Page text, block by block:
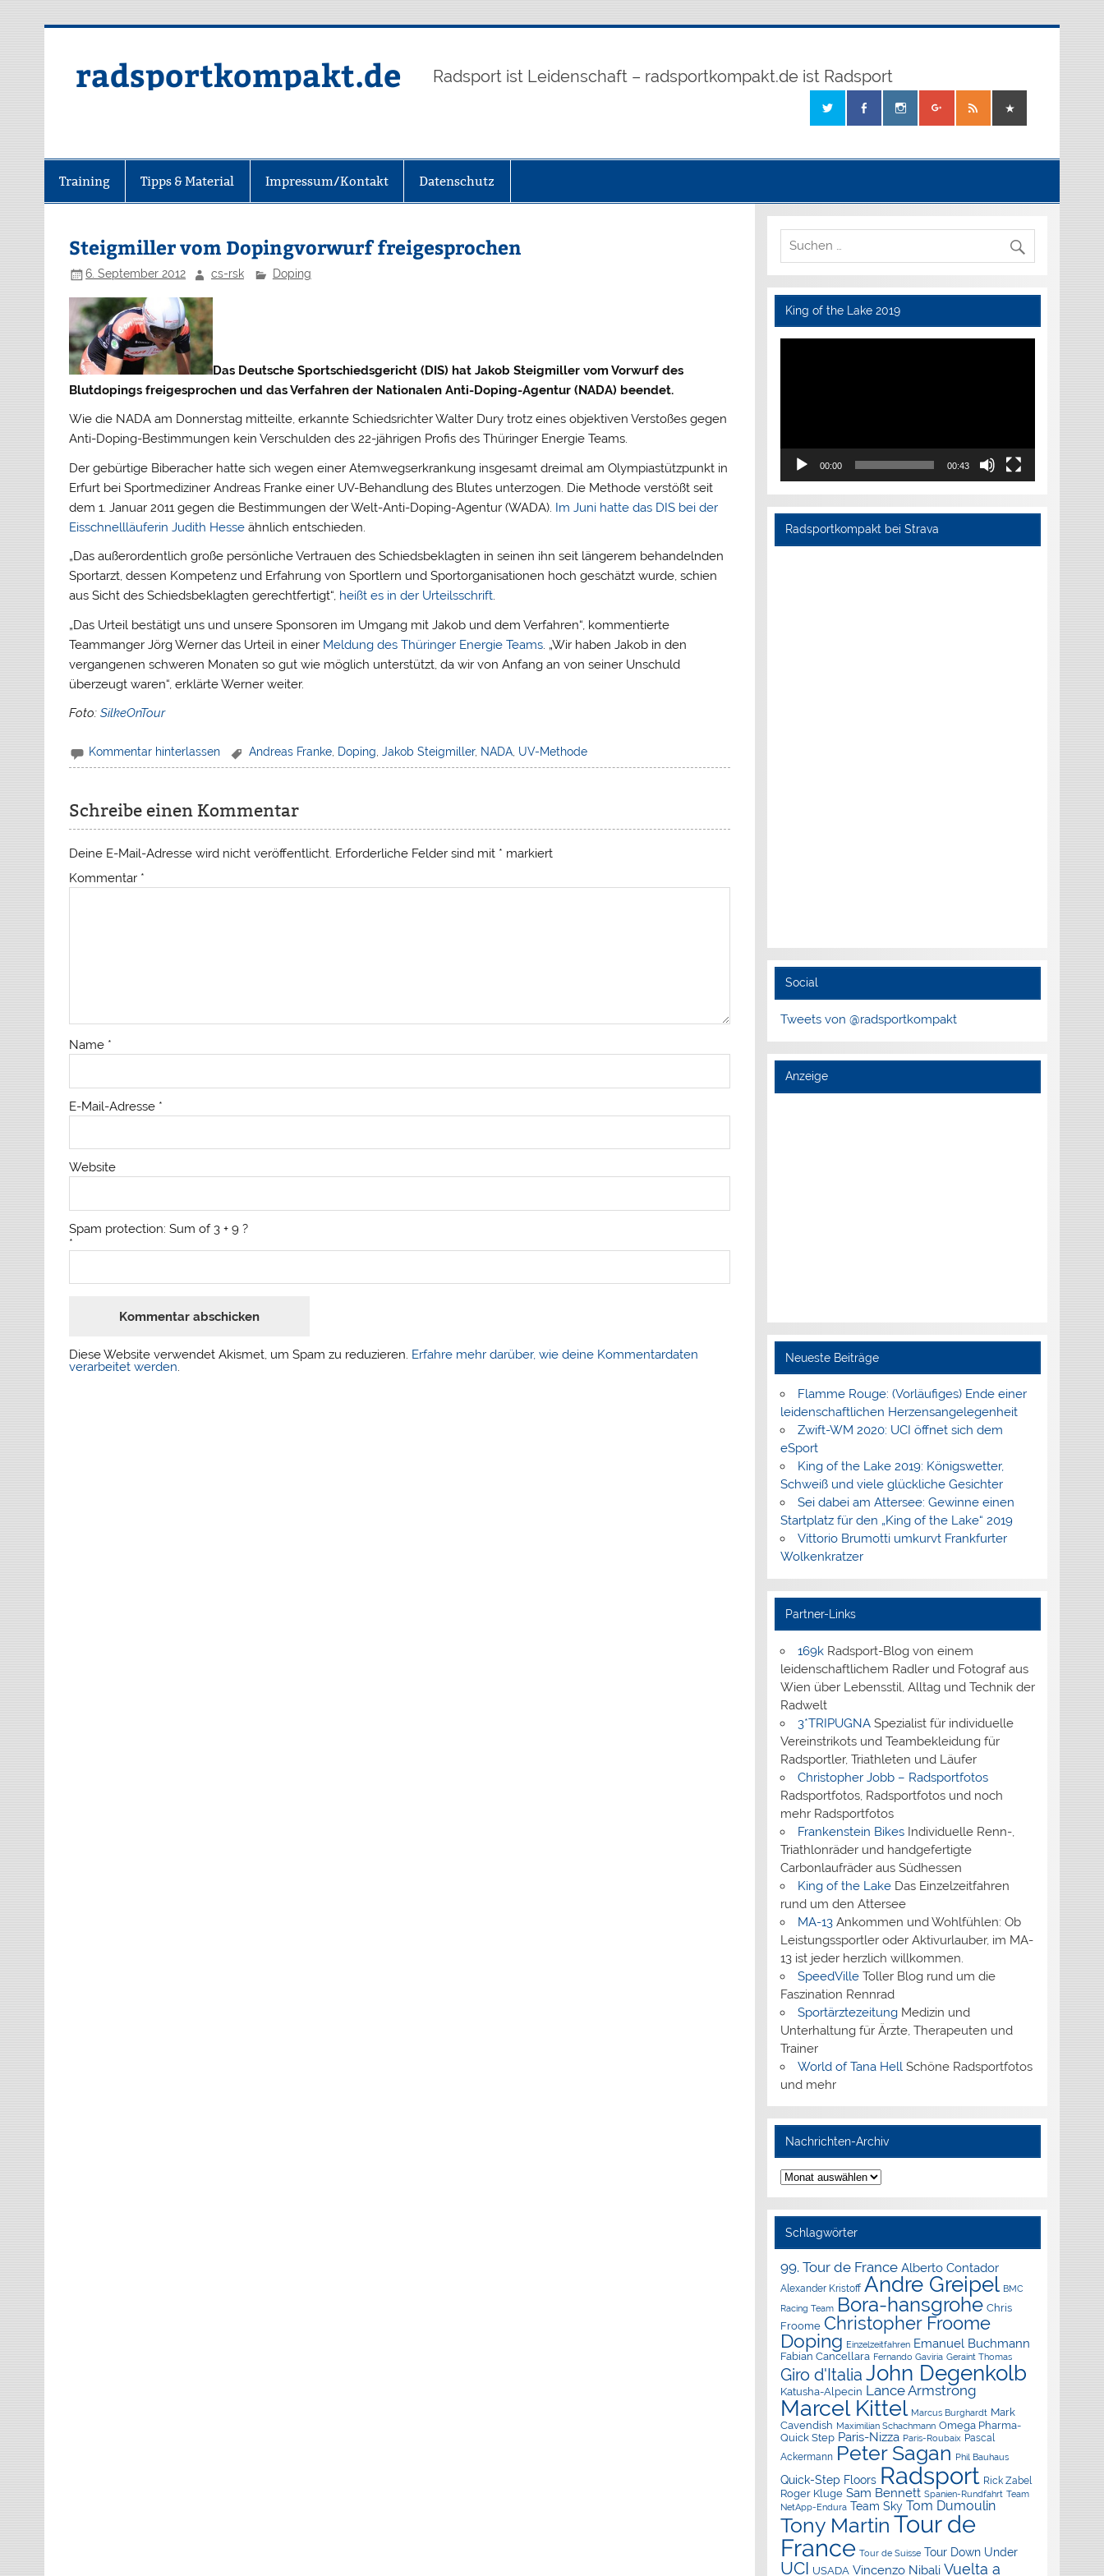
radsportkompakt.de Radsport ist Leidenschaft – radsportkompakt.de ist Radsport
Training Tipps & Material Impressum/Kontakt Datenschutz
Steigmiller vom Dopingvorwurf freigesprochen
6. September 2012 cs-rsk Doping
Das Deutsche Sportschiedsgericht (DIS) hat Jakob Steigmiller vom Vorwurf des
Blutdopings freigesprochen und das Verfahren der Nationalen Anti-Doping-Agentur (NADA) beendet.
Wie die NADA am Donnerstag mitteilte, erkannte Schiedsrichter Walter Dury trotz eines objektiven Verstoßes gegen
Anti-Doping-Bestimmungen kein Verschulden des 22-jährigen Profis des Thüringer Energie Teams.
Der gebürtige Biberacher hatte sich wegen einer Atemwegserkrankung insgesamt dreimal am Olympiastützpunkt in
Erfurt bei Sportmediziner Andreas Franke einer UV-Behandlung des Blutes unterzogen. Die Methode verstößt seit
dem 1. Januar 2011 gegen die Bestimmungen der Welt-Anti-Doping-Agentur (WADA). Im Juni hatte das DIS bei der
Eisschnellläuferin Judith Hesse ähnlich entschieden.
„Das außerordentlich große persönliche Vertrauen des Schiedsbeklagten in seinen ihn seit längerem behandelnden
Sportarzt, dessen Kompetenz und Erfahrung von Sportlern und Sportorganisationen hoch geschätzt wurde, schien
aus Sicht des Schiedsbeklagten gerechtfertigt“, heißt es in der Urteilsschrift.
„Das Urteil bestätigt uns und unsere Sponsoren im Umgang mit Jakob und dem Verfahren“, kommentierte
Teammanger Jörg Werner das Urteil in einer Meldung des Thüringer Energie Teams. „Wir haben Jakob in den
vergangenen schweren Monaten so gut wie möglich unterstützt, da wir von Anfang an von seiner Unschuld
überzeugt waren“, erklärte Werner weiter.
Foto:SilkeOnTour
Kommentar hinterlassen Andreas Franke, Doping Jakob Steigmiller, NADA, UV-Methode
Schreibe einen Kommentar
Deine E-Mail-Adresse wird nicht veröffentlicht. Erforderliche Felder sind mit * markiert
Kommentar *
Name *
E-Mail-Adresse *
Website
Spam protection: Sum of 3 + 9 ?
*
Diese Website verwendet Akismet, um Spam zu reduzieren. Erfahre mehr darüber, wie deine Kommentardaten
verarbeitet werden.
King of the Lake 2019
Video-
00:00 00:43
Radsportkompakt bei Strava
Social
Tweets von @radsportkompakt
Anzeige
Neueste Beiträge
Flamme Rouge: (Vorläufiges) Ende einer
leidenschaftlichen Herzensangelegenheit
Zwift-WM 2020: UCI öffnet sich dem
eSport
King of the Lake 2019: Königswetter,
Schweiß und viele glückliche Gesichter
Sei dabei am Attersee: Gewinne einen
Startplatz für den „King of the Lake“ 2019
Vittorio Brumotti umkurvt Frankfurter
Wolkenkratzer
Partner-Links
169kRadsport-Blog von einem
leidenschaftlichem Radler und Fotograf aus
Wien über Lebensstil, Alltag und Technik der
Radwelt
3*TRIPUGNASpezialist für individuelle
Vereinstrikots und Teambekleidung für
Radsportler, Triathleten und Läufer
Christopher Jobb – Radsportfotos
Radsportfotos, Radsportfotos und noch
mehr Radsportfotos
Frankenstein BikesIndividuelle Renn-,
Triathlonräder und handgefertigte
Carbonlaufräder aus Südhessen
King of the LakeDas Einzelzeitfahren
rund um den Attersee
MA-13Ankommen und Wohlfühlen: Ob
Leistungssportler oder Aktivurlauber, im MA-
13 ist jeder herzlich willkommen.
SpeedVilleToller Blog rund um die
Faszination Rennrad
SportärztezeitungMedizin und
Unterhaltung für Ärzte, Therapeuten und
Trainer
World of Tana Hell Schöne Radsportfotos
und mehr
Nachrichten-Archiv
Nachrichten-
Archiv
Schlagwörter
99. Tour de France Alberto Contador
Alexander Kristoff Andre Greipel BMC
Racing Team Bora-hansgrohe Chris
Froome Christopher Froome
Doping Einzelzeitfahren Emanuel Buchmann
Fabian Cancellara Fernando Gaviria Geraint Thomas
Giro d'Italia John Degenkolb
Katusha-Alpecin Lance Armstrong
Marcel Kittel Marcus Burghardt Mark
Cavendish Maximilian Schachmann Omega Pharma-
Quick Step Paris-Nizza Paris-Roubaix Pascal
Ackermann Peter Sagan Phil Bauhaus
Quick-Step Floors Radsport Rick Zabel
Roger Kluge Sam Bennett Spanien-Rundfahrt Team
NetApp-Endura Team Sky Tom Dumoulin
Tony Martin Tour de
France Tour de Suisse Tour Down Under
UCI USADA Vincenzo Nibali Vuelta a